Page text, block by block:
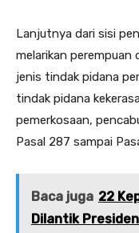
Lanjutnya dari sisi
melarikan perempuan
jenis tindak pidana
tindak pidana
pemerkosaan,
Pasal 287 sampai
Baca juga 22
Dilantik